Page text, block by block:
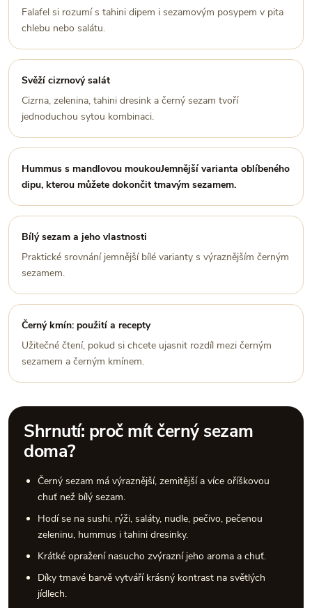
Falafel si rozumí s tahini dipem i sezamovým posypem v pita
chlebu nebo salátu.
Svěží cizrnový salát
Cizrna, zelenina, tahini dresink a černý sezam tvoří
jednoduchou sytou kombinaci.
Hummus s mandlovou moukouJemnější varianta oblíbeného
dipu, kterou můžete dokončit tmavým sezamem.
Bílý sezam a jeho vlastnosti
Praktické srovnání jemnější bílé varianty s výraznějším černým
sezamem.
Černý kmín: použití a recepty
Užitečné čtení, pokud si chcete ujasnit rozdíl mezi černým
sezamem a černým kmínem.
Shrnutí: proč mít černý sezam
doma?
Černý sezam má výraznější, zemitější a více oříškovou
chuť než bílý sezam.
Hodí se na sushi, rýži, saláty, nudle, pečivo, pečenou
zeleninu, hummus i tahini dresinky.
Krátké opražení nasucho zvýrazní jeho aroma a chuť.
Díky tmavé barvě vytváří krásný kontrast na světlých
jídlech.